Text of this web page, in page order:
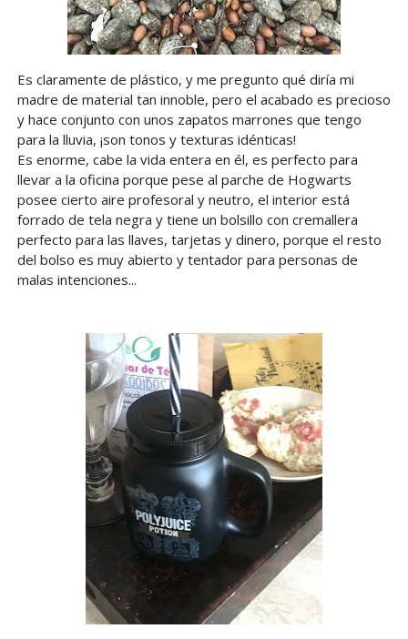
Es claramente de plástico, y me pregunto qué diría mi
madre de material tan innoble, pero el acabado es precioso
y hace conjunto con unos zapatos marrones que tengo
para la lluvia, ¡son tonos y texturas idénticas!
Es enorme, cabe la vida entera en él, es perfecto para
llevar a la oficina porque pese al parche de Hogwarts
posee cierto aire profesoral y neutro, el interior está
forrado de tela negra y tiene un bolsillo con cremallera
perfecto para las llaves, tarjetas y dinero, porque el resto
del bolso es muy abierto y tentador para personas de
malas intenciones...